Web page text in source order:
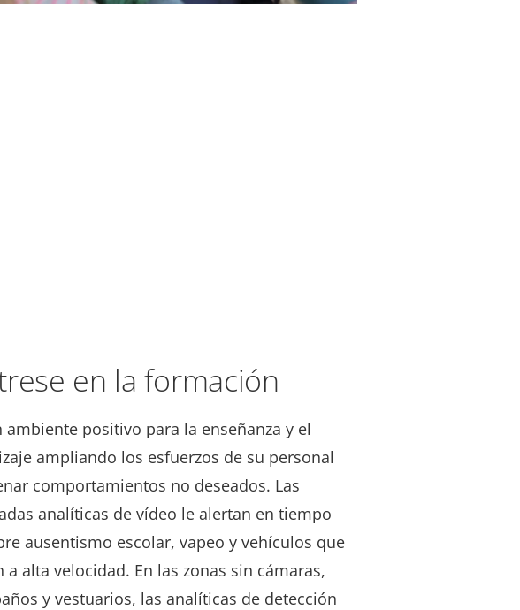
en la formación
ambiente positivo para la enseñanza y el
ampliando los esfuerzos de su personal
comportamientos no deseados. Las
analíticas de vídeo le alertan en tiempo
ausentismo escolar, vapeo y vehículos que
a alta velocidad. En las zonas sin cámaras,
y vestuarios, las analíticas de detección